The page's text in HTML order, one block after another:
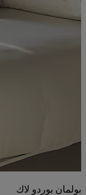
بولمان بوردو لاك